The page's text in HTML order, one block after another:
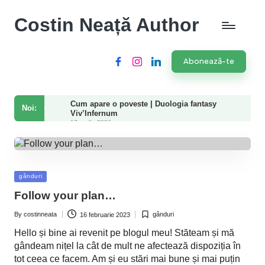
Costin Neață Author
FacebookInstagramLinkedIn Abonează-te
Noi:
Cum apare o poveste | Duologia fantasy
Viv’Infernum
17 aprilie 2026
cărți și momente speciale
30 martie 2025
și evoluția
26 septembrie 2024
6 cărți de dezvoltare personală pe care le
recomand
Rutină de scris
18 iulie 2024
Cuvinte si Cafea – 99 by ibooksquare.ro
Posted
in
gânduri
Follow your plan…
Posted
By costinneata 16 februarie 2023
Postedgânduri
Hello și bine ai revenit pe blogul meu! Stăteam și mă
gândeam nițel la cât de mult ne afectează dispoziția în
tot ceea ce facem. Am și eu stări mai bune și mai puțin